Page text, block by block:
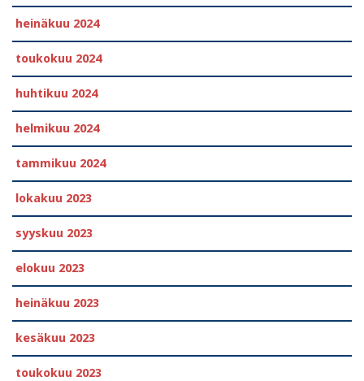
heinäkuu 2024
toukokuu 2024
huhtikuu 2024
helmikuu 2024
tammikuu 2024
lokakuu 2023
syyskuu 2023
elokuu 2023
heinäkuu 2023
kesäkuu 2023
toukokuu 2023